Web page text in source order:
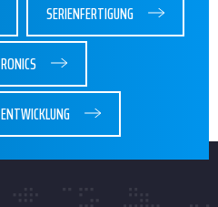
SERIENFERTIGUNG